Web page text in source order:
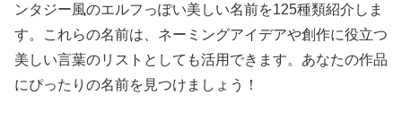
ンタジー風のエルフっぽい美しい名前を125種類紹介しま
す。これらの名前は、ネーミングアイデアや創作に役立つ
美しい言葉のリストとしても活用できます。あなたの作品
にぴったりの名前を見つけましょう！